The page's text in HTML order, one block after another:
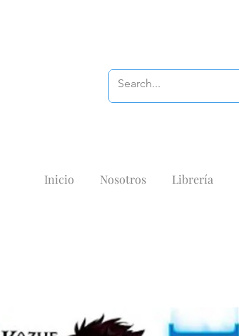
Inicio Nosotros Librería